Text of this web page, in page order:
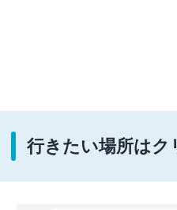
行きたい場所はク